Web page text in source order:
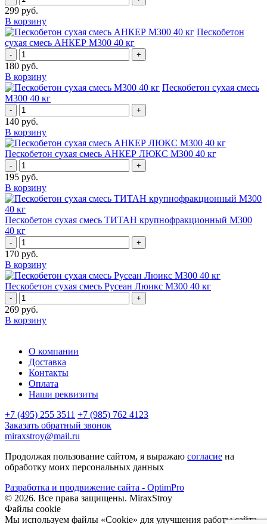
299 руб.
В корзину
Пескобетон
сухая смесь АНКЕР М300 40 кг
- +
180 руб.
В корзину
Пескобетон сухая смесь
М300 40 кг
- +
140 руб.
В корзину
Пескобетон сухая смесь АНКЕР ЛЮКС М300 40 кг
- +
195 руб.
В корзину
Пескобетон сухая смесь ТИТАН крупнофракционный М300
40 кг
- +
170 руб.
В корзину
Пескобетон сухая смесь Русеан Люикс М300 40 кг
- +
269 руб.
В корзину
О компании
Доставка
Контакты
Оплата
Наши реквизиты
+7 (495) 255 3511 +7 (985) 762 4123
Заказать обратный звонок
miraxstroy@mail.ru
Продолжая пользование сайтом, я выражаю согласие на
обработку моих персональных данных
Разработка и продвижение сайта - OptimPro
© 2026. Все права защищены. MiraxStroy
Файлы cookie
Мы используем файлы «Cookie» для улучшения работы сайта.